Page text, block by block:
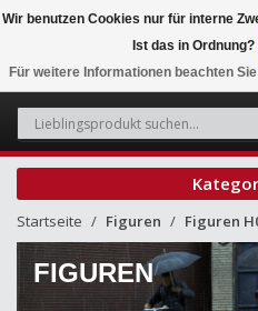
Startseite Figuren Figuren
FIGUREN
Wir benutzen Cookies nur für interne
Ist das in Ordnung?
Für weitere Informationen beachten